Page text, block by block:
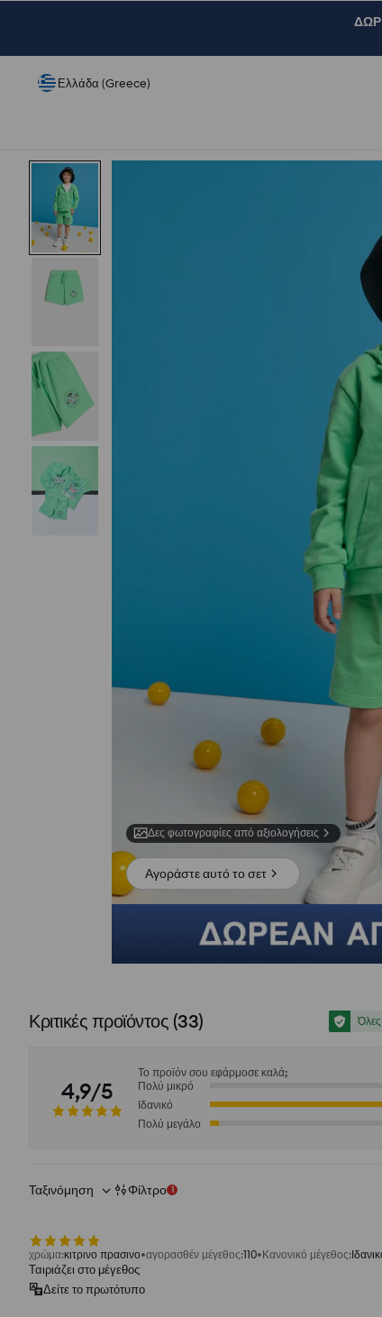
Ελλάδα (Greece)
Δες φωτογραφίες από αξιολογήσεις
Αγοράστε αυτό το σετ
Κριτικές προϊόντος (33) Όλες
4,9/5
Το προϊόν σου εφάρμοσε καλά;
Πολύ μικρό
Ιδανικό
Πολύ μεγάλο
Ταξινόμηση Φίλτρο 1
χρώμα:κιτρινο πρασινο αγορασθέν μέγεθος:110 Κανονικό μέγεθος:
Ταιριάζει στο μέγεθος
Δείτε το πρωτότυπο